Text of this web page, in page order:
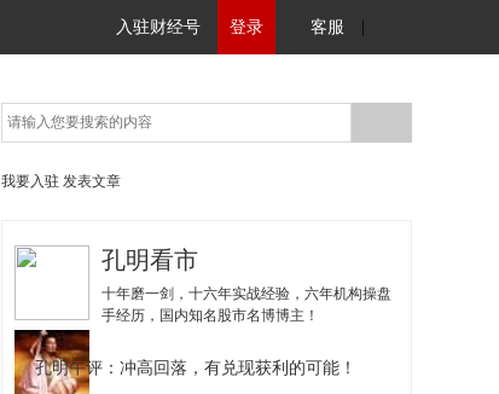
入驻财经号 登录 客服
我要入驻 发表文章
孔明看市
十年磨一剑，十六年实战经验，六年机构操盘
手经历，国内知名股市名博博主！
孔明午评：冲高回落，有兑现获利的可能！